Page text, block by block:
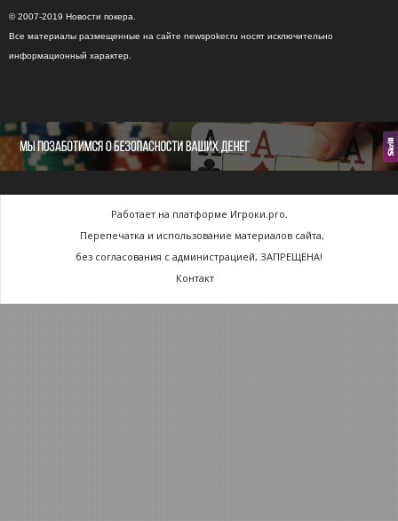
© 2007-2019 Новости покера.
Все материалы размещенные на сайте newspoker.ru носят исключительно
информационный характер.
Работает на платформе Игроки.pro.
Перепечатка и использование материалов сайта,
без согласования с администрацией, ЗАПРЕЩЕНА!
Контакт